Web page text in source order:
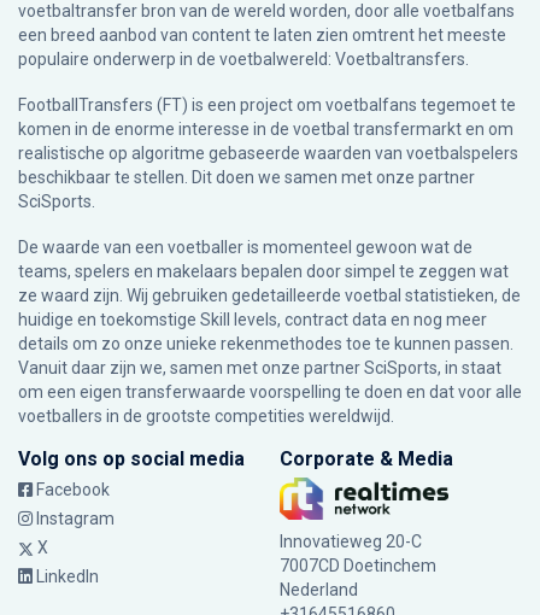
voetbaltransfer bron van de wereld worden, door alle voetbalfans
een breed aanbod van content te laten zien omtrent het meeste
populaire onderwerp in de voetbalwereld: Voetbaltransfers.
FootballTransfers (FT) is een project om voetbalfans tegemoet te
komen in de enorme interesse in de voetbal transfermarkt en om
realistische op algoritme gebaseerde waarden van voetbalspelers
beschikbaar te stellen. Dit doen we samen met onze partner
SciSports
De waarde van een voetballer is momenteel gewoon wat de
teams, spelers en makelaars bepalen door simpel te zeggen wat
ze waard zijn. Wij gebruiken gedetailleerde voetbal statistieken, de
huidige en toekomstige Skill levels, contract data en nog meer
details om zo onze unieke rekenmethodes toe te kunnen passen.
Vanuit daar zijn we, samen met onze partner SciSports, in staat
om een eigen transferwaarde voorspelling te doen en dat voor alle
voetballers in de grootste competities wereldwijd.
Volg ons op social media
Facebook
Instagram
X
LinkedIn
Corporate & Media
Innovatieweg 20-C
7007CD Doetinchem
Nederland